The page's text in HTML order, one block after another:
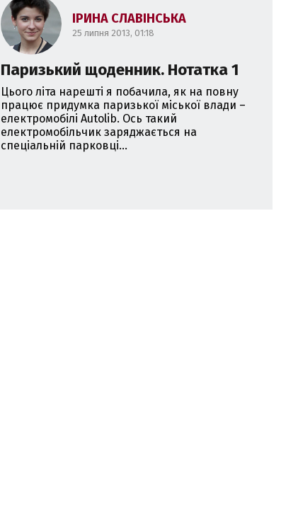
ІРИНА СЛАВІНСЬКА
25 липня 2013, 01:18
Паризький щоденник. Нотатка 1
Цього літа нарешті я побачила, як на повну
працює придумка паризької міської влади –
електромобілі Autolib. Ось такий
електромобільчик заряджається на
спеціальній парковці...